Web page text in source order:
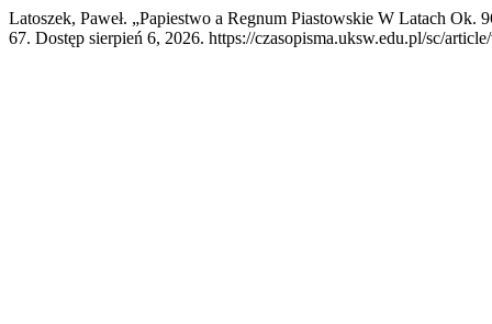
Latoszek, Paweł. „Papiestwo a Regnum Piastowskie W Latach Ok.
67. Dostęp sierpień 6, 2026. https://czasopisma.uksw.edu.pl/sc/